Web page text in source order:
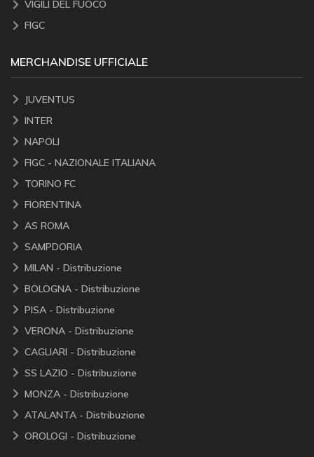
VIGILI DEL FUOCO
FIGC
MERCHANDISE UFFICIALE
JUVENTUS
INTER
NAPOLI
FIGC - NAZIONALE ITALIANA
TORINO FC
FIORENTINA
AS ROMA
SAMPDORIA
MILAN - Distribuzione
BOLOGNA - Distribuzione
PISA - Distribuzione
VERONA - Distribuzione
CAGLIARI - Distribuzione
SS LAZIO - Distribuzione
MONZA - Distribuzione
ATALANTA - Distribuzione
OROLOGI - Distribuzione